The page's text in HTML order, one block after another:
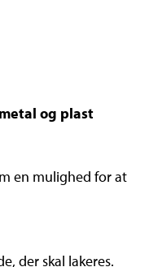
og plast
en mulighed for at
der skal lakeres.